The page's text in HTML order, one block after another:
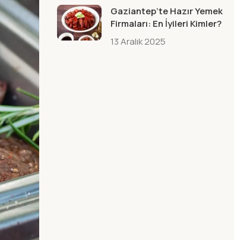
Gaziantep’te Hazır Yemek
Firmaları: En İyileri Kimler?
13 Aralık 2025